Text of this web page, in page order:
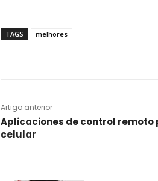
TAGS melhores
Artigo anterior
Aplicaciones de control remoto
celular